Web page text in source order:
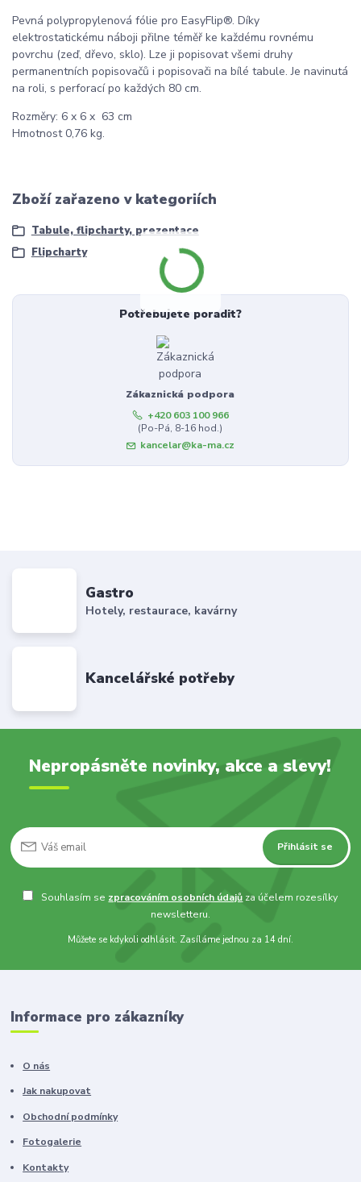
Pevná polypropylenová fólie pro EasyFlip®. Díky
elektrostatickému náboji přilne téměř ke každému rovnému
povrchu (zeď, dřevo, sklo). Lze ji popisovat všemi druhy
permanentních popisovačů i popisovači na bílé tabule. Je navinutá
na roli, s perforací po každých 80 cm.
Rozměry: 6 x 6 x 63 cm
Hmotnost 0,76 kg.
Zboží zařazeno v kategoriích
Tabule, flipcharty, prezentace
Flipcharty
Potřebujete poradit?
Zákaznická podpora
+420 603 100 966
(Po-Pá, 8-16 hod.)
kancelar@ka-ma.cz
Gastro
Hotely, restaurace, kavárny
Kancelářské potřeby
Nepropásněte novinky, akce a slevy!
Přihlásit se
Souhlasím se zpracováním osobních údajů za účelem rozesílky
newsletteru.
Můžete se kdykoli odhlásit. Zasíláme jednou za 14 dní.
Informace pro zákazníky
O nás
Jak nakupovat
Obchodní podmínky
Fotogalerie
Kontakty